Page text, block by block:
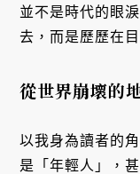
並不是時代的眼
去，而是歷歷在目
從世界崩壞的
以我身為讀者的
是「年輕人」，